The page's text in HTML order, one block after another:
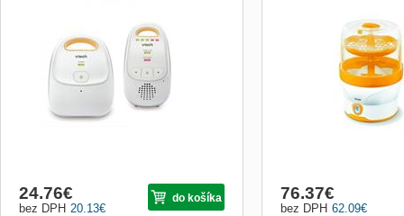
monitorovacieho času. S dosahom až 300
m, nastaviteľnou úrovňou hlasitosti
upozornenia. Prevedenie v klasickom
dizajne, najlepší pomer cena/výkon.
(Rodičovská jednotka je napájan
20.13€
bez DPH
24.76€ do košíka
prostředí. Bez
příslušenství.
62.09€
bez DPH
76.37€